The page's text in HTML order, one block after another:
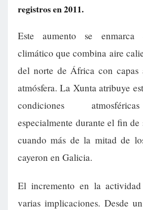
registros en 2011.
Este aumento se
climático que combina aire
del norte de África con capas
atmósfera. La Xunta atribuye
condiciones
especialmente durante el fin de
cuando más de la mitad de
cayeron en Galicia.
El incremento en la
varias implicaciones. Desde